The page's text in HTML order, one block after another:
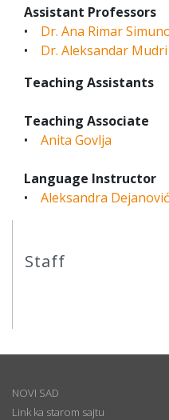
Staff
Assistant Professors
• Dr. Ana Rimar
• Dr. Aleksandar Mudri
Teaching Assistants
Teaching Associate
• Anita Govlja
Language Instructor
• Aleksandra Dejanović
NOVI SAD
Link ka starom sajtu